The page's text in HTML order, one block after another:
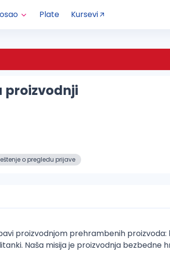
Plate Kursevi
proizvodnji
o pregledu prijave
proizvodnjom prehrambenih
Naša misija je proizvodnja